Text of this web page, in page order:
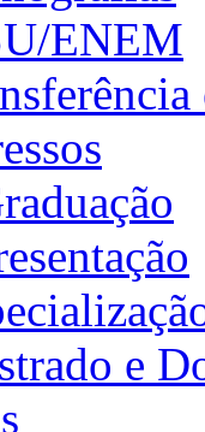
ENEM
e